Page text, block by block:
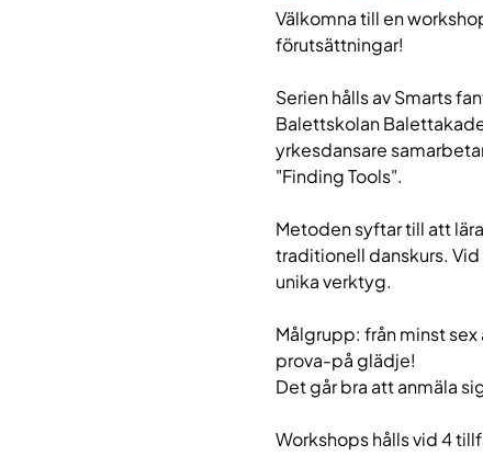
Välkomna till en
förutsättningar!
Serien hålls av Smarts
Balettskolan
yrkesdansare
"Finding Tools".
Metoden syftar till att
traditionell danskurs.
unika verktyg.
Målgrupp: från minst
prova-på glädje!
Det går bra att anmäla
Workshops hålls vid 4